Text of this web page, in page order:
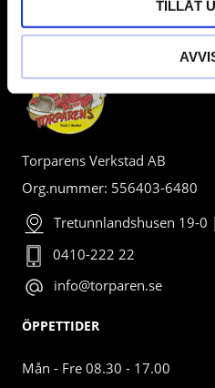
TILLÅT
Torparens Verkstad AB
Org.nummer: 556403-6480
Tretunnlandshusen 19-
0410-222 22
info@torparen.se
ÖPPETTIDER
Mån - Fre 08.30 - 17.00